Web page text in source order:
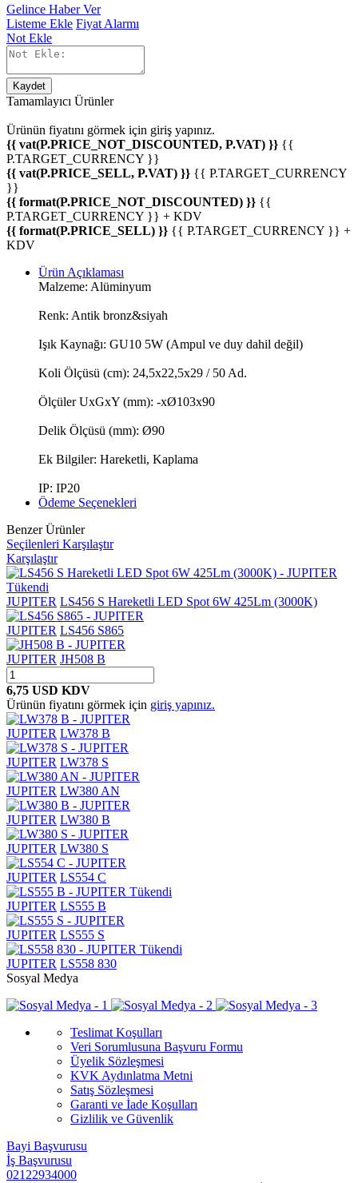
Gelince Haber Ver
Listeme Ekle Fiyat Alarmı
Not Ekle
Kaydet
Tamamlayıcı Ürünler
Ürünün fiyatını görmek için giriş yapınız.
{{ vat(P.PRICE_NOT_DISCOUNTED, P.VAT) }} {{
P.TARGET_CURRENCY }}
{{ vat(P.PRICE_SELL, P.VAT) }} {{ P.TARGET_CURRENCY
}}
{{ format(P.PRICE_NOT_DISCOUNTED) }} {{
P.TARGET_CURRENCY }} + KDV
{{ format(P.PRICE_SELL) }} {{ P.TARGET_CURRENCY }} +
KDV
Ürün Açıklaması
Malzeme: Alüminyum
Renk: Antik bronz&siyah
Işık Kaynağı: GU10 5W (Ampul ve duy dahil değil)
Koli Ölçüsü (cm): 24,5x22,5x29 / 50 Ad.
Ölçüler UxGxY (mm): -xØ103x90
Delik Ölçüsü (mm): Ø90
Ek Bilgiler: Hareketli, Kaplama
IP: IP20
Ödeme Seçenekleri
Benzer Ürünler
Seçilenleri Karşılaştır
Karşılaştır
Tükendi
JUPITER LS456 S Hareketli LED Spot 6W 425Lm (3000K)
JUPITER LS456 S865
JUPITER JH508 B
6,75 USD KDV
Ürünün fiyatını görmek için giriş yapınız.
JUPITER LW378 B
JUPITER LW378 S
JUPITER LW380 AN
JUPITER LW380 B
JUPITER LW380 S
JUPITER LS554 C
Tükendi
JUPITER LS555 B
JUPITER LS555 S
Tükendi
JUPITER LS558 830
Sosyal Medya
Teslimat Koşulları
Veri Sorumlusuna Başvuru Formu
Üyelik Sözleşmesi
KVK Aydınlatma Metni
Satış Sözleşmesi
Garanti ve İade Koşulları
Gizlilik ve Güvenlik
Bayi Başvurusu
İş Başvurusu
02122934000